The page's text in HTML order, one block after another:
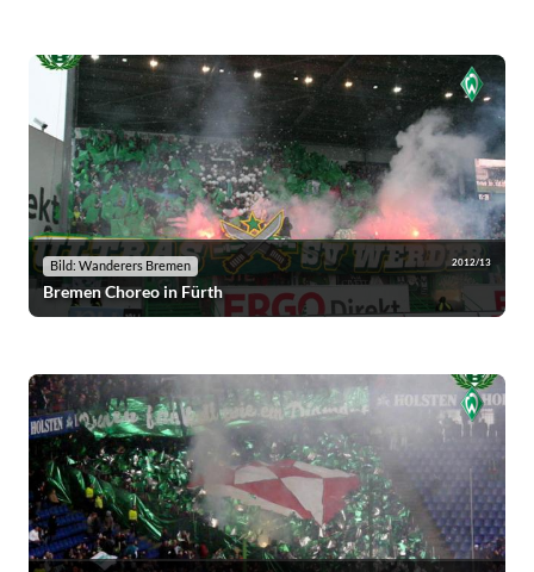
Bild: Wanderers Bremen 2012/13
Bremen Choreo in Fürth